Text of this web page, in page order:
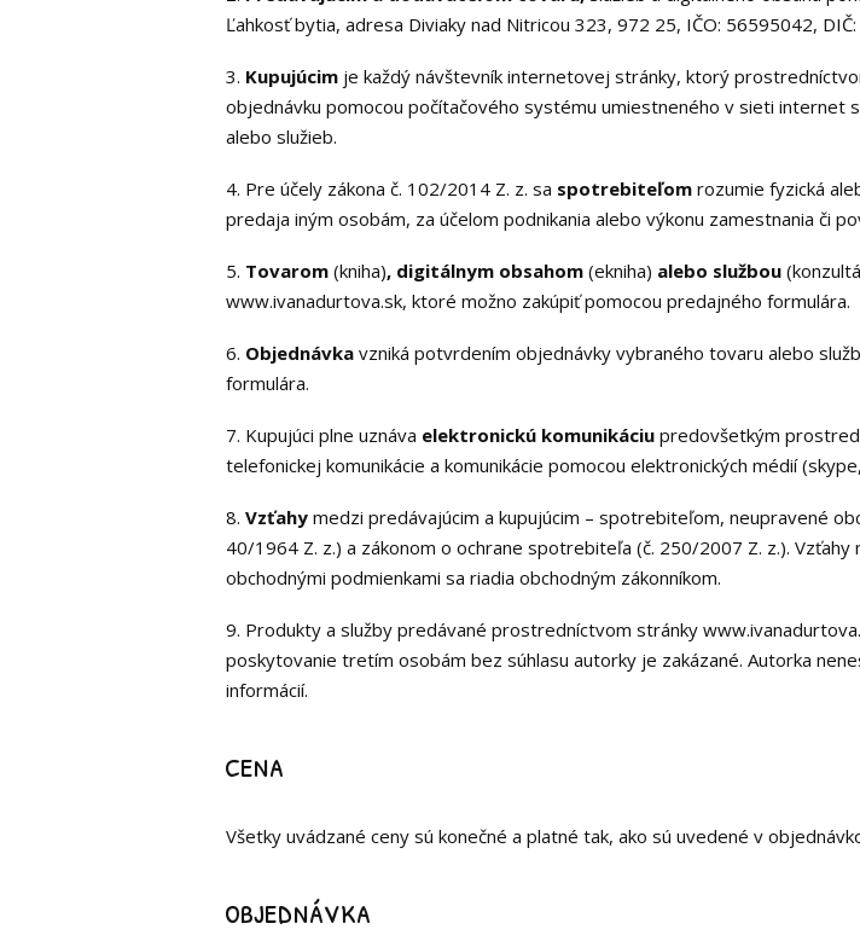
Ľahkosť bytia, adresa Diviaky nad Nitricou 323, 972 25, IČO: 56595042,
3. Kupujúcim je každý návštevník internetovej stránky, ktorý
objednávku pomocou počítačového systému umiestneného v sieti
alebo služieb.
4. Pre účely zákona č. 102/2014 Z. z. sa spotrebiteľom rozumie fyzická
predaja iným osobám, za účelom podnikania alebo výkonu zamestnania či
5. Tovarom (kniha), digitálnym obsahom (ekniha) alebo službou
www.ivanadurtova.sk, ktoré možno zakúpiť pomocou predajného formulára.
6. Objednávka vzniká potvrdením objednávky vybraného tovaru alebo
formulára.
7. Kupujúci plne uznáva elektronickú komunikáciu predovšetkým
telefonickej komunikácie a komunikácie pomocou elektronických médií
8. Vzťahy medzi predávajúcim a kupujúcim – spotrebiteľom, neupravené
40/1964 Z. z.) a zákonom o ochrane spotrebiteľa (č. 250/2007 Z. z.).
obchodnými podmienkami sa riadia obchodným zákonníkom.
9. Produkty a služby predávané prostredníctvom stránky
poskytovanie tretím osobám bez súhlasu autorky je zakázané. Autorka
informácií.
cena
Všetky uvádzané ceny sú konečné a platné tak, ako sú uvedené v
objednávka